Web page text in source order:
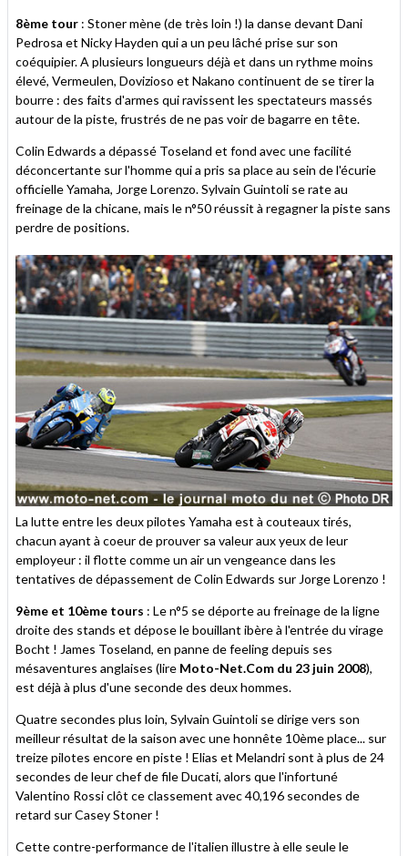
8ème tour : Stoner mène (de très loin !) la danse devant Dani
Pedrosa et Nicky Hayden qui a un peu lâché prise sur son
coéquipier. A plusieurs longueurs déjà et dans un rythme moins
élevé, Vermeulen, Dovizioso et Nakano continuent de se tirer la
bourre : des faits d'armes qui ravissent les spectateurs massés
autour de la piste, frustrés de ne pas voir de bagarre en tête.
Colin Edwards a dépassé Toseland et fond avec une facilité
déconcertante sur l'homme qui a pris sa place au sein de l'écurie
officielle Yamaha, Jorge Lorenzo. Sylvain Guintoli se rate au
freinage de la chicane, mais le n°50 réussit à regagner la piste sans
perdre de positions.
La lutte entre les deux pilotes Yamaha est à couteaux tirés,
chacun ayant à coeur de prouver sa valeur aux yeux de leur
employeur : il flotte comme un air un vengeance dans les
tentatives de dépassement de Colin Edwards sur Jorge Lorenzo !
9ème et 10ème tours : Le n°5 se déporte au freinage de la ligne
droite des stands et dépose le bouillant ibère à l'entrée du virage
Bocht ! James Toseland, en panne de feeling depuis ses
mésaventures anglaises (lire Moto-Net.Com du 23 juin 2008),
est déjà à plus d'une seconde des deux hommes.
Quatre secondes plus loin, Sylvain Guintoli se dirige vers son
meilleur résultat de la saison avec une honnête 10ème place... sur
treize pilotes encore en piste ! Elias et Melandri sont à plus de 24
secondes de leur chef de file Ducati, alors que l'infortuné
Valentino Rossi clôt ce classement avec 40,196 secondes de
retard sur Casey Stoner !
Cette contre-performance de l'italien illustre à elle seule le